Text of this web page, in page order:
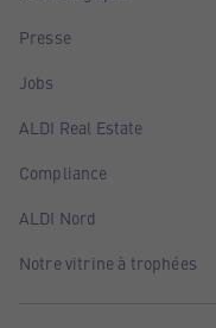
Presse
Jobs
ALDI Real Estate
Compliance
ALDI Nord
Notre vitrine à trophées